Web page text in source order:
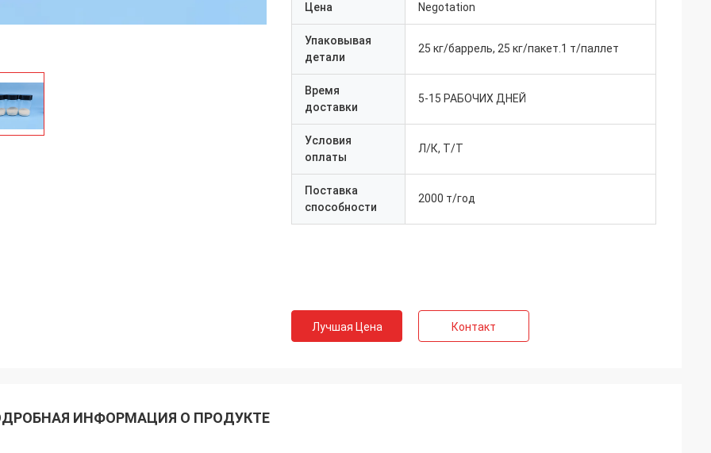
Цена Negotation
Упаковывая
детали
25 кг/баррель, 25 кг/пакет.1 т/паллет
Время
доставки
5-15 РАБОЧИХ ДНЕЙ
Условия
оплаты
Л/К, Т/Т
Поставка
способности
2000 т/год
Лучшая Цена Контакт
ИНФОРМАЦИЯ О ПРОДУКТЕ